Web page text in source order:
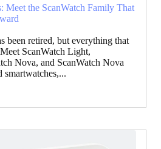
Meet the ScanWatch Family That
been retired, but everything that
ScanWatch Light,
Nova, and ScanWatch Nova